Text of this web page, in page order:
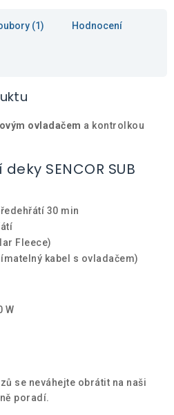
(1) Hodnocení
ovladačem a kontrolkou
SENCOR SUB
30 min
Fleece)
kabel s ovladačem)
W
se neváhejte obrátit na naši
poradí.